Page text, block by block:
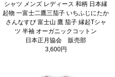
シャツ メンズ レディース 和柄 日本縁
起物 一富士二鷹三茄子 いちふじにたか
さんなすび 富士山 鷹 茄子 縁起Tシャ
ツ 半袖 オーガニックコットン
日本正月協会 販売部
3,600円